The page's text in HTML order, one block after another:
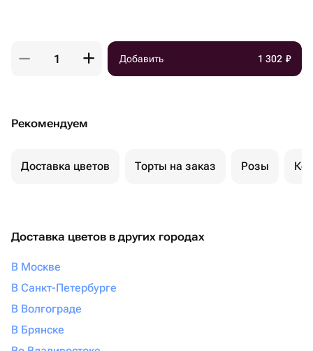
Добавить 1 302 ₽
Рекомендуем
Доставка цветов Торты на заказ Розы
Доставка цветов в других городах
В Москве
В Санкт-Петербурге
В Волгограде
В Брянске